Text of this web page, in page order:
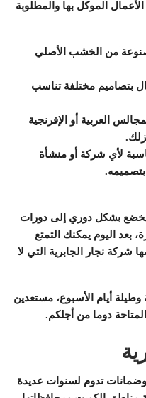
الموكل بها والمطلوبة
من الخشب الأصلي
بتصاميم مختلفة تناسب
العربية أو الإفرنجية
لأي شركة أو منشأة
بتصميمه.
يخضع بشكل دوري إلى دورات
بعد اليوم يمكنك التمتع
شركة نجار الجابرية التي لا
وطيلة أيام الأسبوع، مستعدين
دوما من أجلكم.
تدوم لسنوات عديدة